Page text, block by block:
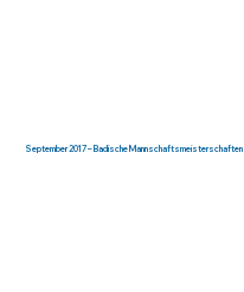
September 2017 – Badische Mannschaftsmeisterschaften